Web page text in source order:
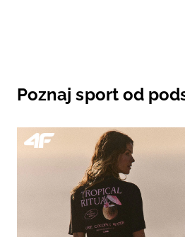
Poznaj sport od